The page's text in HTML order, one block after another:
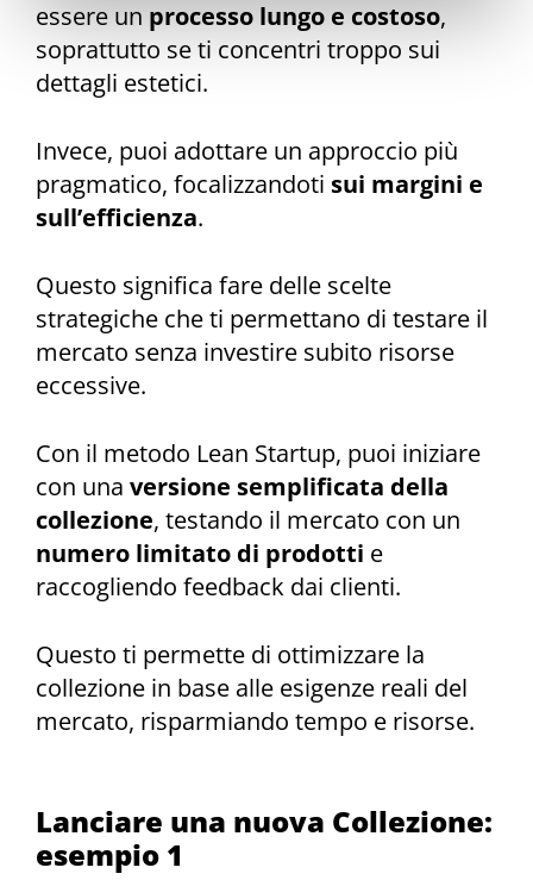
essere un processo lungo e costoso,
soprattutto se ti concentri troppo sui
dettagli estetici.
Invece, puoi adottare un approccio più
pragmatico, focalizzandoti sui margini e
sull’efficienza.
Questo significa fare delle scelte
strategiche che ti permettano di testare il
mercato senza investire subito risorse
eccessive.
Con il metodo Lean Startup, puoi iniziare
con una versione semplificata della
collezione, testando il mercato con un
numero limitato di prodotti e
raccogliendo feedback dai clienti.
Questo ti permette di ottimizzare la
collezione in base alle esigenze reali del
mercato, risparmiando tempo e risorse.
Lanciare una nuova Collezione:
esempio 1